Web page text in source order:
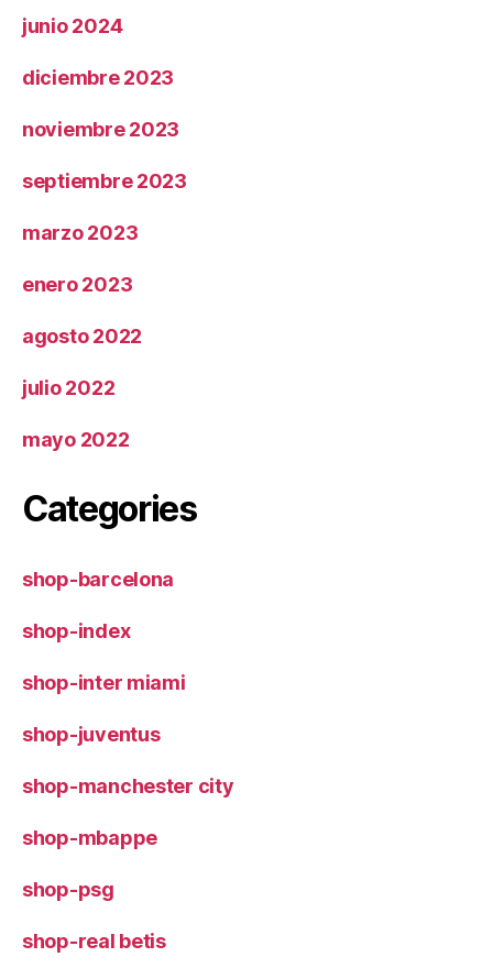
junio 2024
diciembre 2023
noviembre 2023
septiembre 2023
marzo 2023
enero 2023
agosto 2022
julio 2022
mayo 2022
Categories
shop-barcelona
shop-index
shop-inter miami
shop-juventus
shop-manchester city
shop-mbappe
shop-psg
shop-real betis